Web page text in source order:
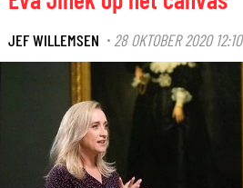
JEF WILLEMSEN · 28 OKTOBER 2020 12:10